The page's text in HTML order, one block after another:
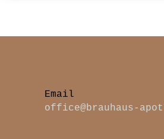
office@brauhaus-